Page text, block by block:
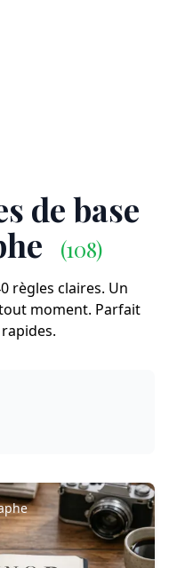
de base
(108)
règles claires. Un
moment. Parfait